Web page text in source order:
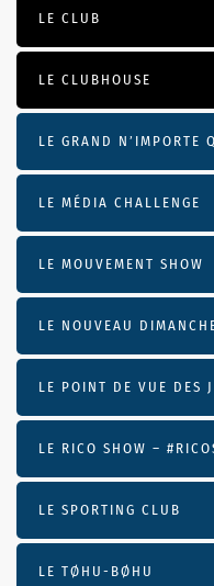
LE CLUB
LE CLUBHOUSE
LE GRAND N’IMPORTE
LE MÉDIA CHALLENGE
LE MOUVEMENT SHOW
LE NOUVEAU
LE POINT DE VUE DES
LE RICO SHOW –
LE SPORTING CLUB
LE TØHU-BØHU